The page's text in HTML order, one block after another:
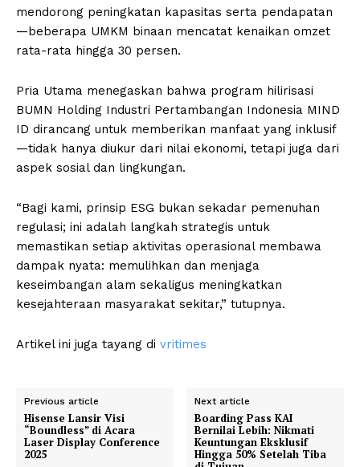
mendorong peningkatan kapasitas serta pendapatan
—beberapa UMKM binaan mencatat kenaikan omzet
rata-rata hingga 30 persen.
Pria Utama menegaskan bahwa program hilirisasi
BUMN Holding Industri Pertambangan Indonesia MIND
ID dirancang untuk memberikan manfaat yang inklusif
—tidak hanya diukur dari nilai ekonomi, tetapi juga dari
aspek sosial dan lingkungan.
“Bagi kami, prinsip ESG bukan sekadar pemenuhan
regulasi; ini adalah langkah strategis untuk
memastikan setiap aktivitas operasional membawa
dampak nyata: memulihkan dan menjaga
keseimbangan alam sekaligus meningkatkan
kesejahteraan masyarakat sekitar,” tutupnya.
Artikel ini juga tayang di vritimes
Previous article
Hisense Lansir Visi
“Boundless” di Acara
Laser Display Conference
2025
Next article
Boarding Pass KAI
Bernilai Lebih: Nikmati
Keuntungan Eksklusif
Hingga 50% Setelah Tiba